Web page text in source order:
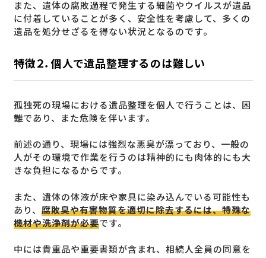
また、遺体の腐敗過程で発生する細菌やウイルスが遺品
に付着していることが多く、安全性を考慮して、多くの
遺品を処分せざるを得ない状況となるのです。
特徴２．個人で遺品整理するのは難しい
孤独死の現場における遺品整理を個人で行うことは、困
難であり、また危険を伴います。
前述の通り、現場には強烈な悪臭が漂っており、一般の
人がその環境で作業を行うのは精神的にも肉体的にも大
きな負担になるからです。
また、遺体の体液が床や家具に染み込んでいる可能性も
あり、 腐敗臭や有害物質を適切に除去するには、特殊な
機材や洗浄剤が必要です。
中には貴重品や重要書類が含まれ、相続人全員の同意を